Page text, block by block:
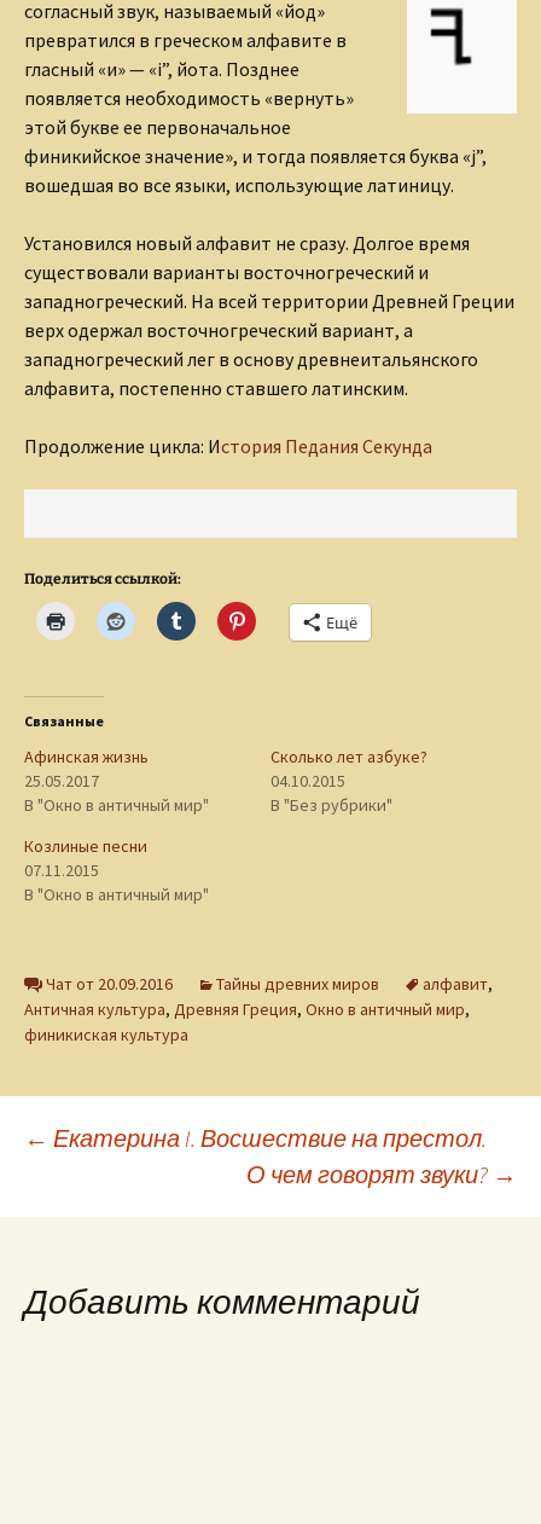
согласный звук, называемый «йод»
превратился в греческом алфавите в
гласный «и» — «i”, йота. Позднее
появляется необходимость «вернуть»
этой букве ее первоначальное
финикийское значение», и тогда появляется буква «j”,
вошедшая во все языки, использующие латиницу.
Установился новый алфавит не сразу. Долгое время
существовали варианты восточногреческий и
западногреческий. На всей территории Древней Греции
верх одержал восточногреческий вариант, а
западногреческий лег в основу древнеитальянского
алфавита, постепенно ставшего латинским.
Продолжение цикла: История Педания Секунда
Поделиться ссылкой:
Ещё
Связанные
Афинская жизнь
25.05.2017
В "Окно в античный мир"
Сколько лет азбуке?
04.10.2015
В "Без рубрики"
Козлиные песни
07.11.2015
В "Окно в античный мир"
Чат от 20.09.2016 Тайны древних миров алфавит,
Античная культура, Древняя Греция, Окно в античный мир,
финикиская культура
Навигация
по
записям
← Екатерина I. Восшествие на престол.
О чем говорят звуки? →
Добавить комментарий